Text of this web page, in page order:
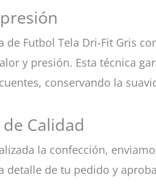
de Futbol Tela Dri-Fit Gris
y presión. Esta técnica
conservando la
Calidad
la confección,
detalle de tu pedido y